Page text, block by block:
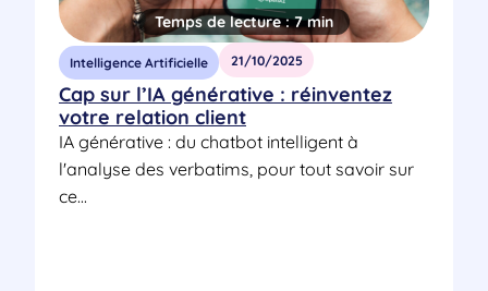
Temps de lecture :7 min
Intelligence Artificielle 21/10/2025
Cap sur l’IA générative : réinventez
votre relation client
IA générative : du chatbot intelligent à
l'analyse des verbatims, pour tout savoir sur
ce...